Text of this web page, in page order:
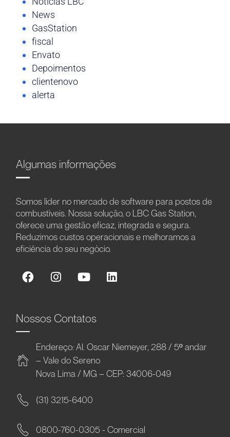
News
GasStation
fiscal
Envato
Depoimentos
clientenovo
alerta
Algumas informações
Somos líder no mercado de software para postos de
combustíveis. Nossa solução, o LBC Gas Station,
oferece uma gestão eficaz, integrada e segura.
Reduzimos custos operacionais e melhoramos a
eficiência do seu negócio.
Nossos Contatos
Endereço: Al. Oscar Niemeyer, 288 / 5º andar
– Vale do Sereno
Nova Lima / MG – CEP: 34006-049
(31) 3215-6400
0800-760-0305 - Comercial